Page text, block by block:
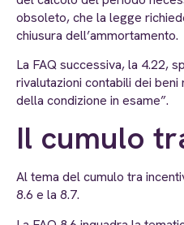
obsoleto, che la legge
chiusura dell’ammortamento.
La FAQ successiva, la 4.22,
rivalutazioni contabili dei beni
della condizione in esame”.
Il cumulo
Al tema del cumulo tra
8.6 e la 8.7.